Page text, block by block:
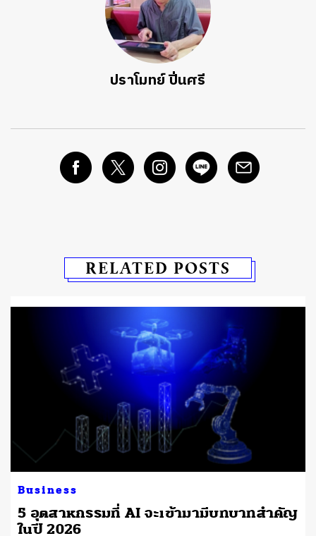
ปราโมทย์ ปิ่นศรี
RELATED POSTS
Business
5 อุตสาหกรรมที่ AI จะเข้ามามีบทบาทสำคัญ
ในปี 2026